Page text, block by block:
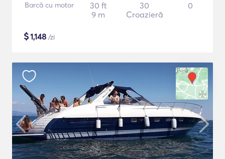
Barcă cu motor
30 ft
9 m
30
Croazieră
0
$1,148 /zi